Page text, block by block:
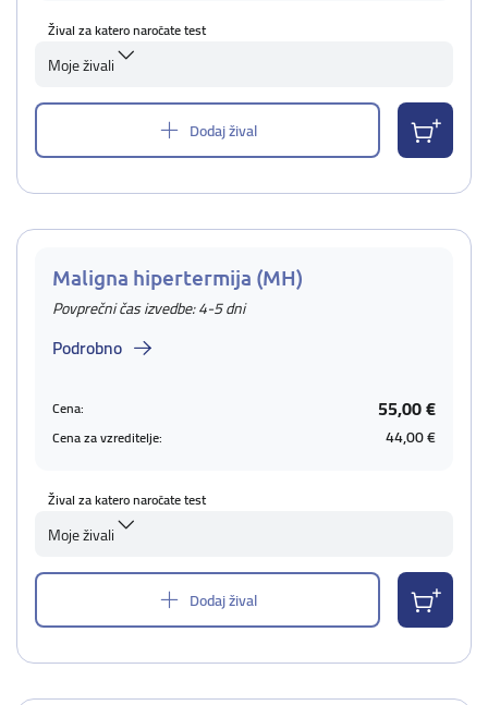
Žival za katero naročate test
Moje živali
Dodaj žival
Maligna hipertermija (MH)
Povprečni čas izvedbe: 4-5 dni
Podrobno
Cena: 55,00 €
Cena za vzreditelje: 44,00 €
Žival za katero naročate test
Moje živali
Dodaj žival